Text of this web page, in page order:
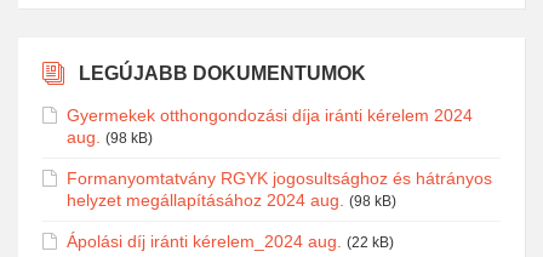
LEGÚJABB DOKUMENTUMOK
Gyermekek otthongondozási díja iránti kérelem 2024
aug.
(98 kB)
Formanyomtatvány RGYK jogosultsághoz és hátrányos
helyzet megállapításához 2024 aug.
(98 kB)
Ápolási díj iránti kérelem_2024 aug. (22 kB)